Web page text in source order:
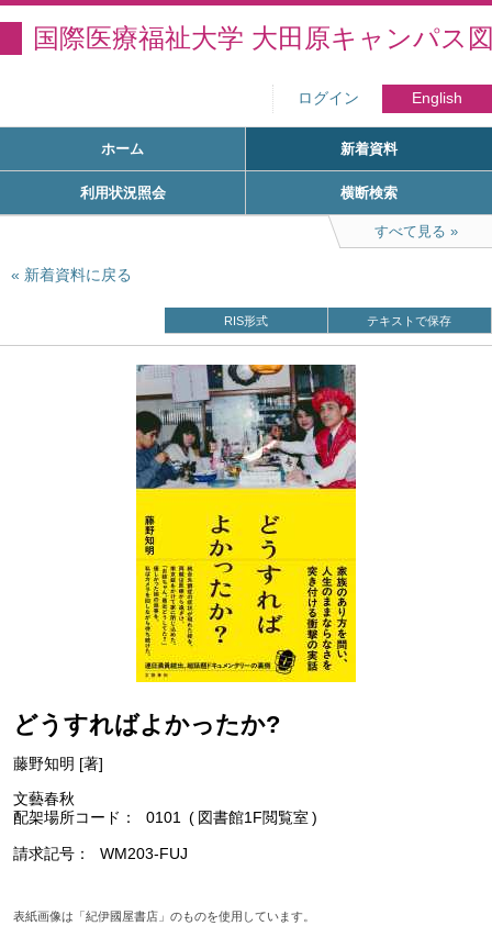
国際医療福祉大学 大田原キャンパス
ログイン English
ホーム 新着資料
利用状況照会 横断検索
すべて見る
新着資料に戻る
RIS形式 テキストで保存
どうすればよかったか?
藤野知明 [著]
文藝春秋
配架場所コード
0101 図書館1F閲覧室
請求記号 WM203-FUJ
表紙画像は「紀伊國屋書店」のものを使用しています。